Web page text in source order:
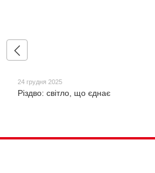
24 грудня 2025
Різдво: світло, що єднає